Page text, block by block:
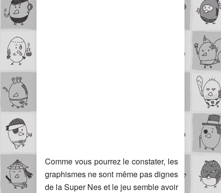
Comme vous pourrez le constater, les
graphismes ne sont même pas dignes
de la Super Nes et le jeu semble avoir